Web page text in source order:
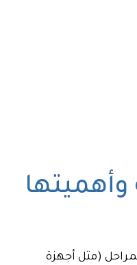
وأهميتها
(مثل أجهزة